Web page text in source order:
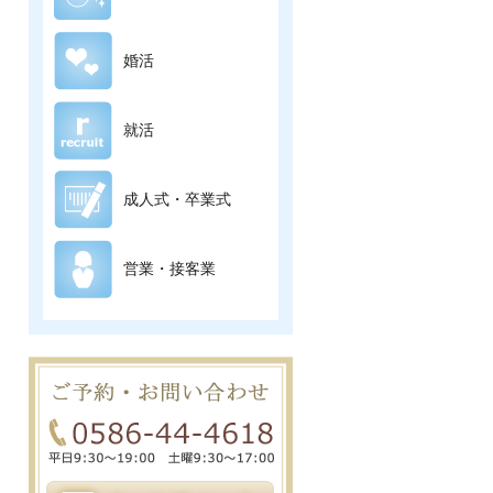
婚活
就活
成人式・卒業式
営業・接客業